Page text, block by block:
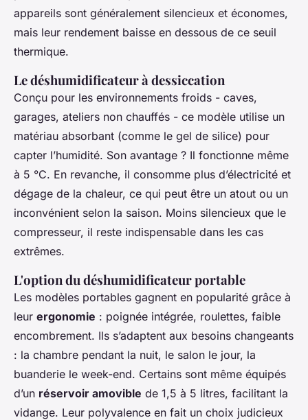
appareils sont généralement silencieux et économes,
mais leur rendement baisse en dessous de ce seuil
thermique.
Le déshumidificateur à dessiccation
Conçu pour les environnements froids - caves,
garages, ateliers non chauffés - ce modèle utilise un
matériau absorbant (comme le gel de silice) pour
capter l’humidité. Son avantage ? Il fonctionne même
à 5 °C. En revanche, il consomme plus d’électricité et
dégage de la chaleur, ce qui peut être un atout ou un
inconvénient selon la saison. Moins silencieux que le
compresseur, il reste indispensable dans les cas
extrêmes.
L'option du déshumidificateur portable
Les modèles portables gagnent en popularité grâce à
leur ergonomie : poignée intégrée, roulettes, faible
encombrement. Ils s’adaptent aux besoins changeants
: la chambre pendant la nuit, le salon le jour, la
buanderie le week-end. Certains sont même équipés
d’un réservoir amovible de 1,5 à 5 litres, facilitant la
vidange. Leur polyvalence en fait un choix judicieux